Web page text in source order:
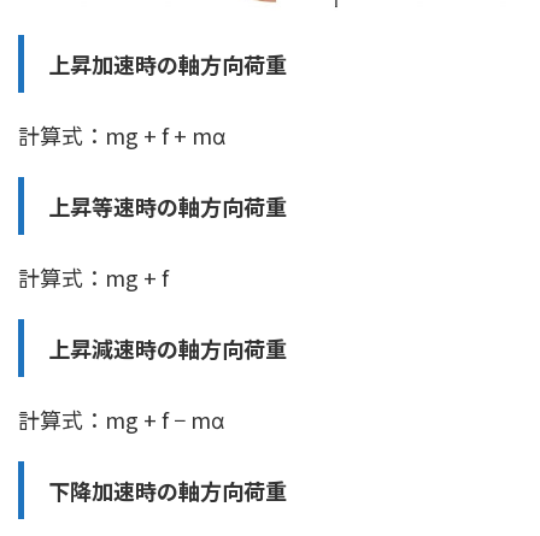
上昇加速時の軸方向荷重
計算式：mg + f + mα
上昇等速時の軸方向荷重
計算式：mg + f
上昇減速時の軸方向荷重
計算式：mg + f − mα
下降加速時の軸方向荷重